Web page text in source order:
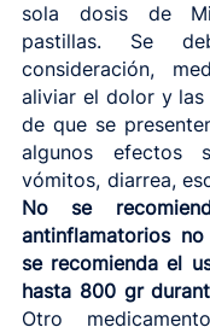
sola dosis de
pastillas. Se
consideración,
aliviar el dolor y las
de que se
algunos efectos
vómitos, diarrea,
No se
antinflamatorios
se recomienda el
Otro